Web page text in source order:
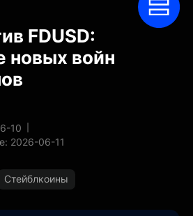
FDUSD:
новых войн
10
2026-06-11
Стейблкоины